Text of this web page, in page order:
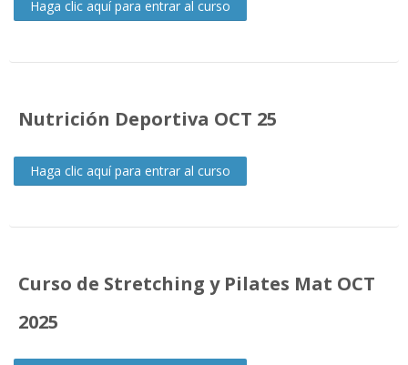
Haga clic aquí para entrar al curso
Nutrición Deportiva OCT 25
Haga clic aquí para entrar al curso
Curso de Stretching y Pilates Mat OCT
2025